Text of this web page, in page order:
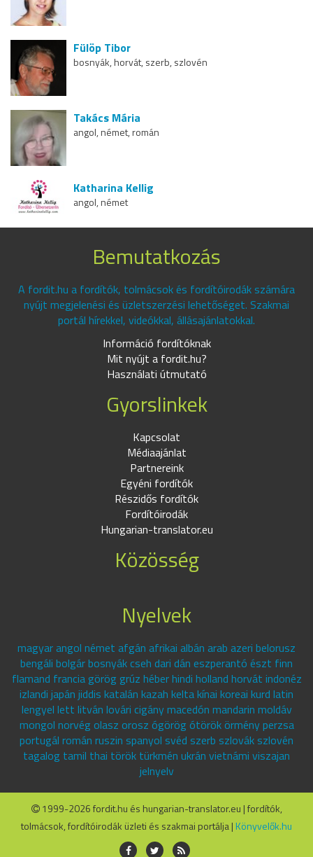
Fülöp Tibor
bosnyák, horvát, szerb, szlovén
Takács Mária
angol, német, román
Katharina Kellig
angol, német
Bemutatkozás
A fordit.hu a fordítók, tolmácsok és fordítóirodák számára
nyújt megjelenési és üzletszerzési lehetőséget. Szakmai
portál hírekkel, videókkal, állásajánlatokkal.
Információ fordítóknak
Mit nyújt a fordit.hu?
Használati útmutató
Gyorslinkek
Kapcsolat
Médiaajánlat
Partnereink
Egyéni fordítók
Részidős fordítók
Fordítóirodák
Hungarian-translator.eu
Közösség
Nyelvek
magyar angol német afgán afrikai albán arab azeri belorusz
bengáli bolgár bosnyák cseh dari dán eszperantó észt finn
flamand francia görög grúz héber hindi holland horvát indonéz
izlandi japán jiddis katalán kazah kelta kínai koreai kurd latin
lengyel lett litván lovári cigány macedón mandarin moldáv
mongol norvég olasz orosz ógörög ótörök örmény perzsa
portugál román ruszin spanyol svéd szerb szlovák szlovén
tagalog tamil thai török türkmén ukrán vietnámi viszajan
jelnyelv
1999-2026 fordit.hu és hungarian-translator.eu | fordítók,
tolmácsok, fordítóirodák üzleti és szakmai portálja | Könyvelők.hu